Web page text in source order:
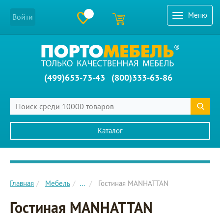
Меню
Войти
(499)653-73-43 (800)333-63-86
Каталог
Главное меню сайта
Главная Мебель ... Гостиная MANHATTAN
Гостиная MANHATTAN